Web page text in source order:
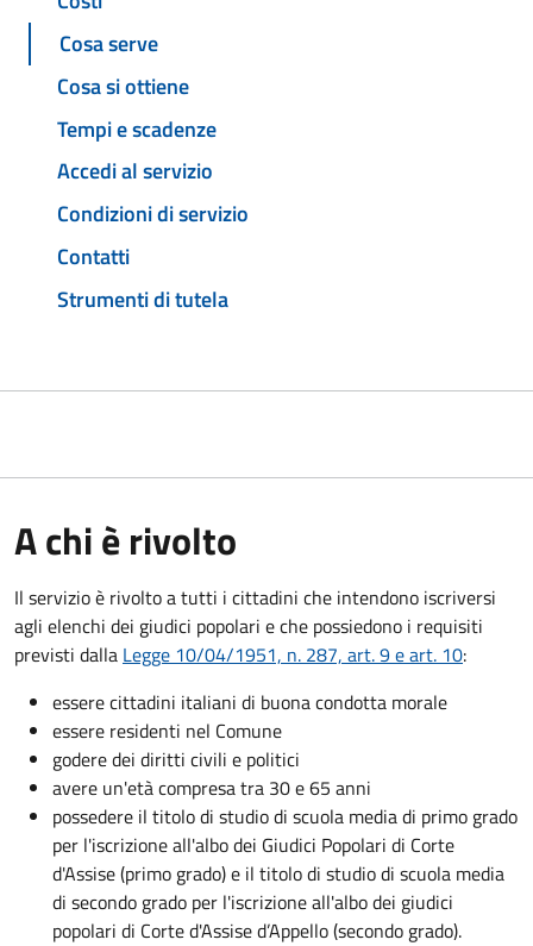
Cosa serve
Cosa si ottiene
Tempi e scadenze
Accedi al servizio
Condizioni di servizio
Contatti
Strumenti di tutela
A chi è rivolto
Il servizio è rivolto a tutti i cittadini che intendono iscriversi
agli elenchi dei giudici popolari e che possiedono i requisiti
previsti dalla Legge 10/04/1951, n. 287, art. 9 e art. 10:
essere cittadini italiani di buona condotta morale
essere residenti nel Comune
godere dei diritti civili e politici
avere un'età compresa tra 30 e 65 anni
possedere il titolo di studio di scuola media di primo grado
per l'iscrizione all'albo dei Giudici Popolari di Corte
d'Assise (primo grado) e il titolo di studio di scuola media
di secondo grado per l'iscrizione all'albo dei giudici
popolari di Corte d'Assise d’Appello (secondo grado).